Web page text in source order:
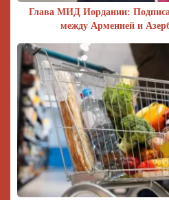
Глава МИД Иордании:
между Арменией и